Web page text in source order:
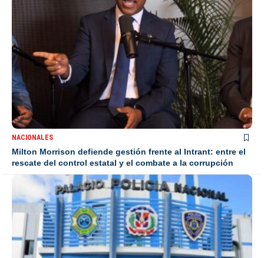
NACIONALES
Milton Morrison defiende gestión frente al Intrant: entre el
rescate del control estatal y el combate a la corrupción